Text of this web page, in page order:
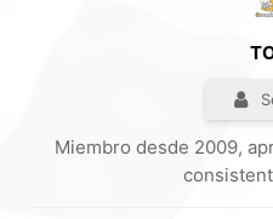
Miembro desde 2009,